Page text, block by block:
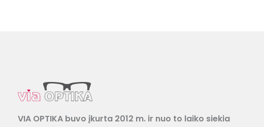
VIA OPTIKA buvo įkurta 2012 m. ir nuo to laiko siekia